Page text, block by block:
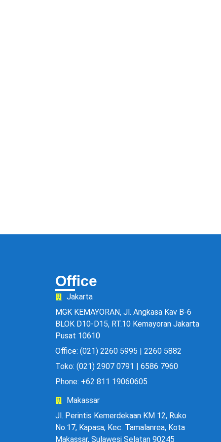
Office
Jakarta
MGK KEMAYORAN, Jl. Angkasa Kav B-6
BLOK D10-D15, RT.10 Kemayoran Jakarta
Pusat 10610
Office: (021) 2260 5995 | 2260 5882
Toko: (021) 2907 0791 | 6586 7960
Phone: +62 811 19060605
Makassar
Jl. Perintis Kemerdekaan KM 12, Ruko
No.17, Kapasa, Kec. Tamalanrea, Kota
Makassar, Sulawesi Selatan 90245